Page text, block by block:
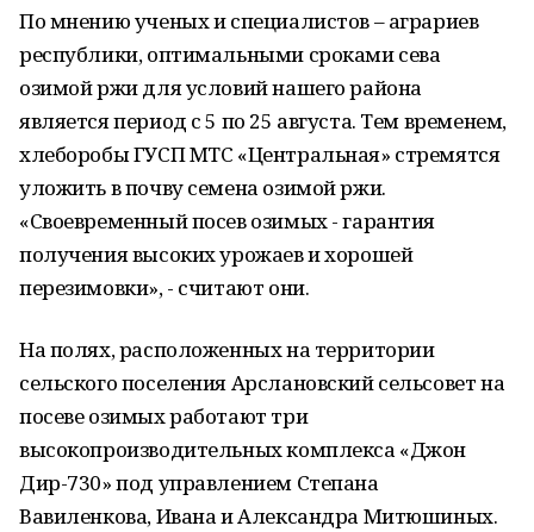
По мнению ученых и специалистов – аграриев
республики, оптимальными сроками сева
озимой ржи для условий нашего района
является период с 5 по 25 августа. Тем временем,
хлеборобы ГУСП МТС «Центральная» стремятся
уложить в почву семена озимой ржи.
«Своевременный посев озимых - гарантия
получения высоких урожаев и хорошей
перезимовки», - считают они.
На полях, расположенных на территории
сельского поселения Арслановский сельсовет на
посеве озимых работают три
высокопроизводительных комплекса «Джон
Дир-730» под управлением Степана
Вавиленкова, Ивана и Александра Митюшиных.